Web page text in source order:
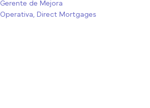
Gerente de Mejora
Operativa, Direct Mortgages